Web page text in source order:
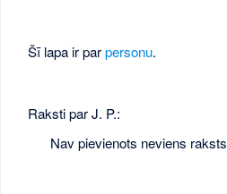
Šī lapa ir parpersonu.
Raksti par J. P.:
Nav pievienots neviens raksts